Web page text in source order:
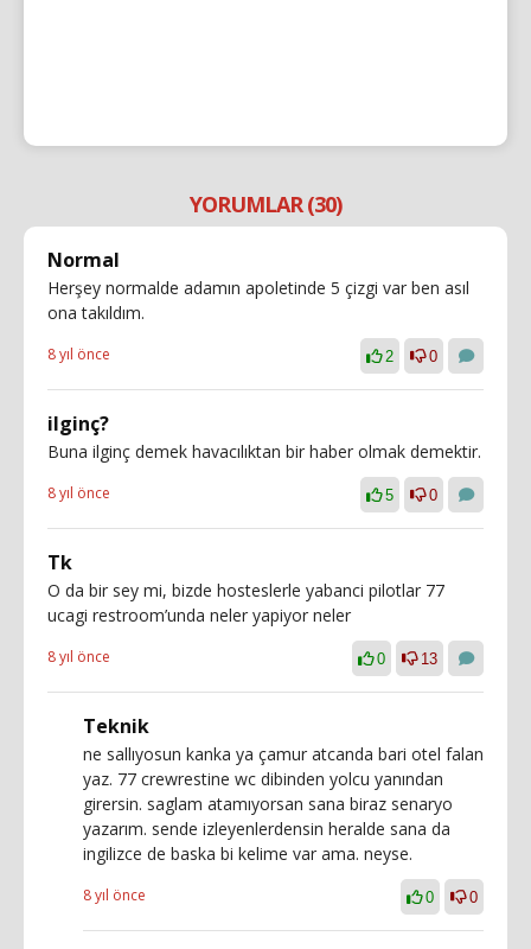
YORUMLAR (30)
Normal
Herşey normalde adamın apoletinde 5 çizgi var ben asıl
ona takıldım.
8 yıl önce 2 0
ilginç?
Buna ilginç demek havacılıktan bir haber olmak demektir.
8 yıl önce 5 0
Tk
O da bir sey mi, bizde hosteslerle yabanci pilotlar 77
ucagi restroom’unda neler yapiyor neler
8 yıl önce 0 13
Teknik
ne sallıyosun kanka ya çamur atcanda bari otel falan
yaz. 77 crewrestine wc dibinden yolcu yanından
girersin. saglam atamıyorsan sana biraz senaryo
yazarım. sende izleyenlerdensin heralde sana da
ingilizce de baska bi kelime var ama. neyse.
8 yıl önce 0 0